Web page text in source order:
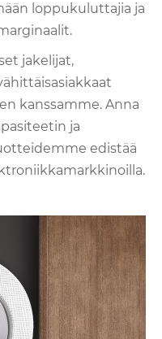
loppukuluttajia ja
jakelijat,
kanssamme. Anna
ja
edistää